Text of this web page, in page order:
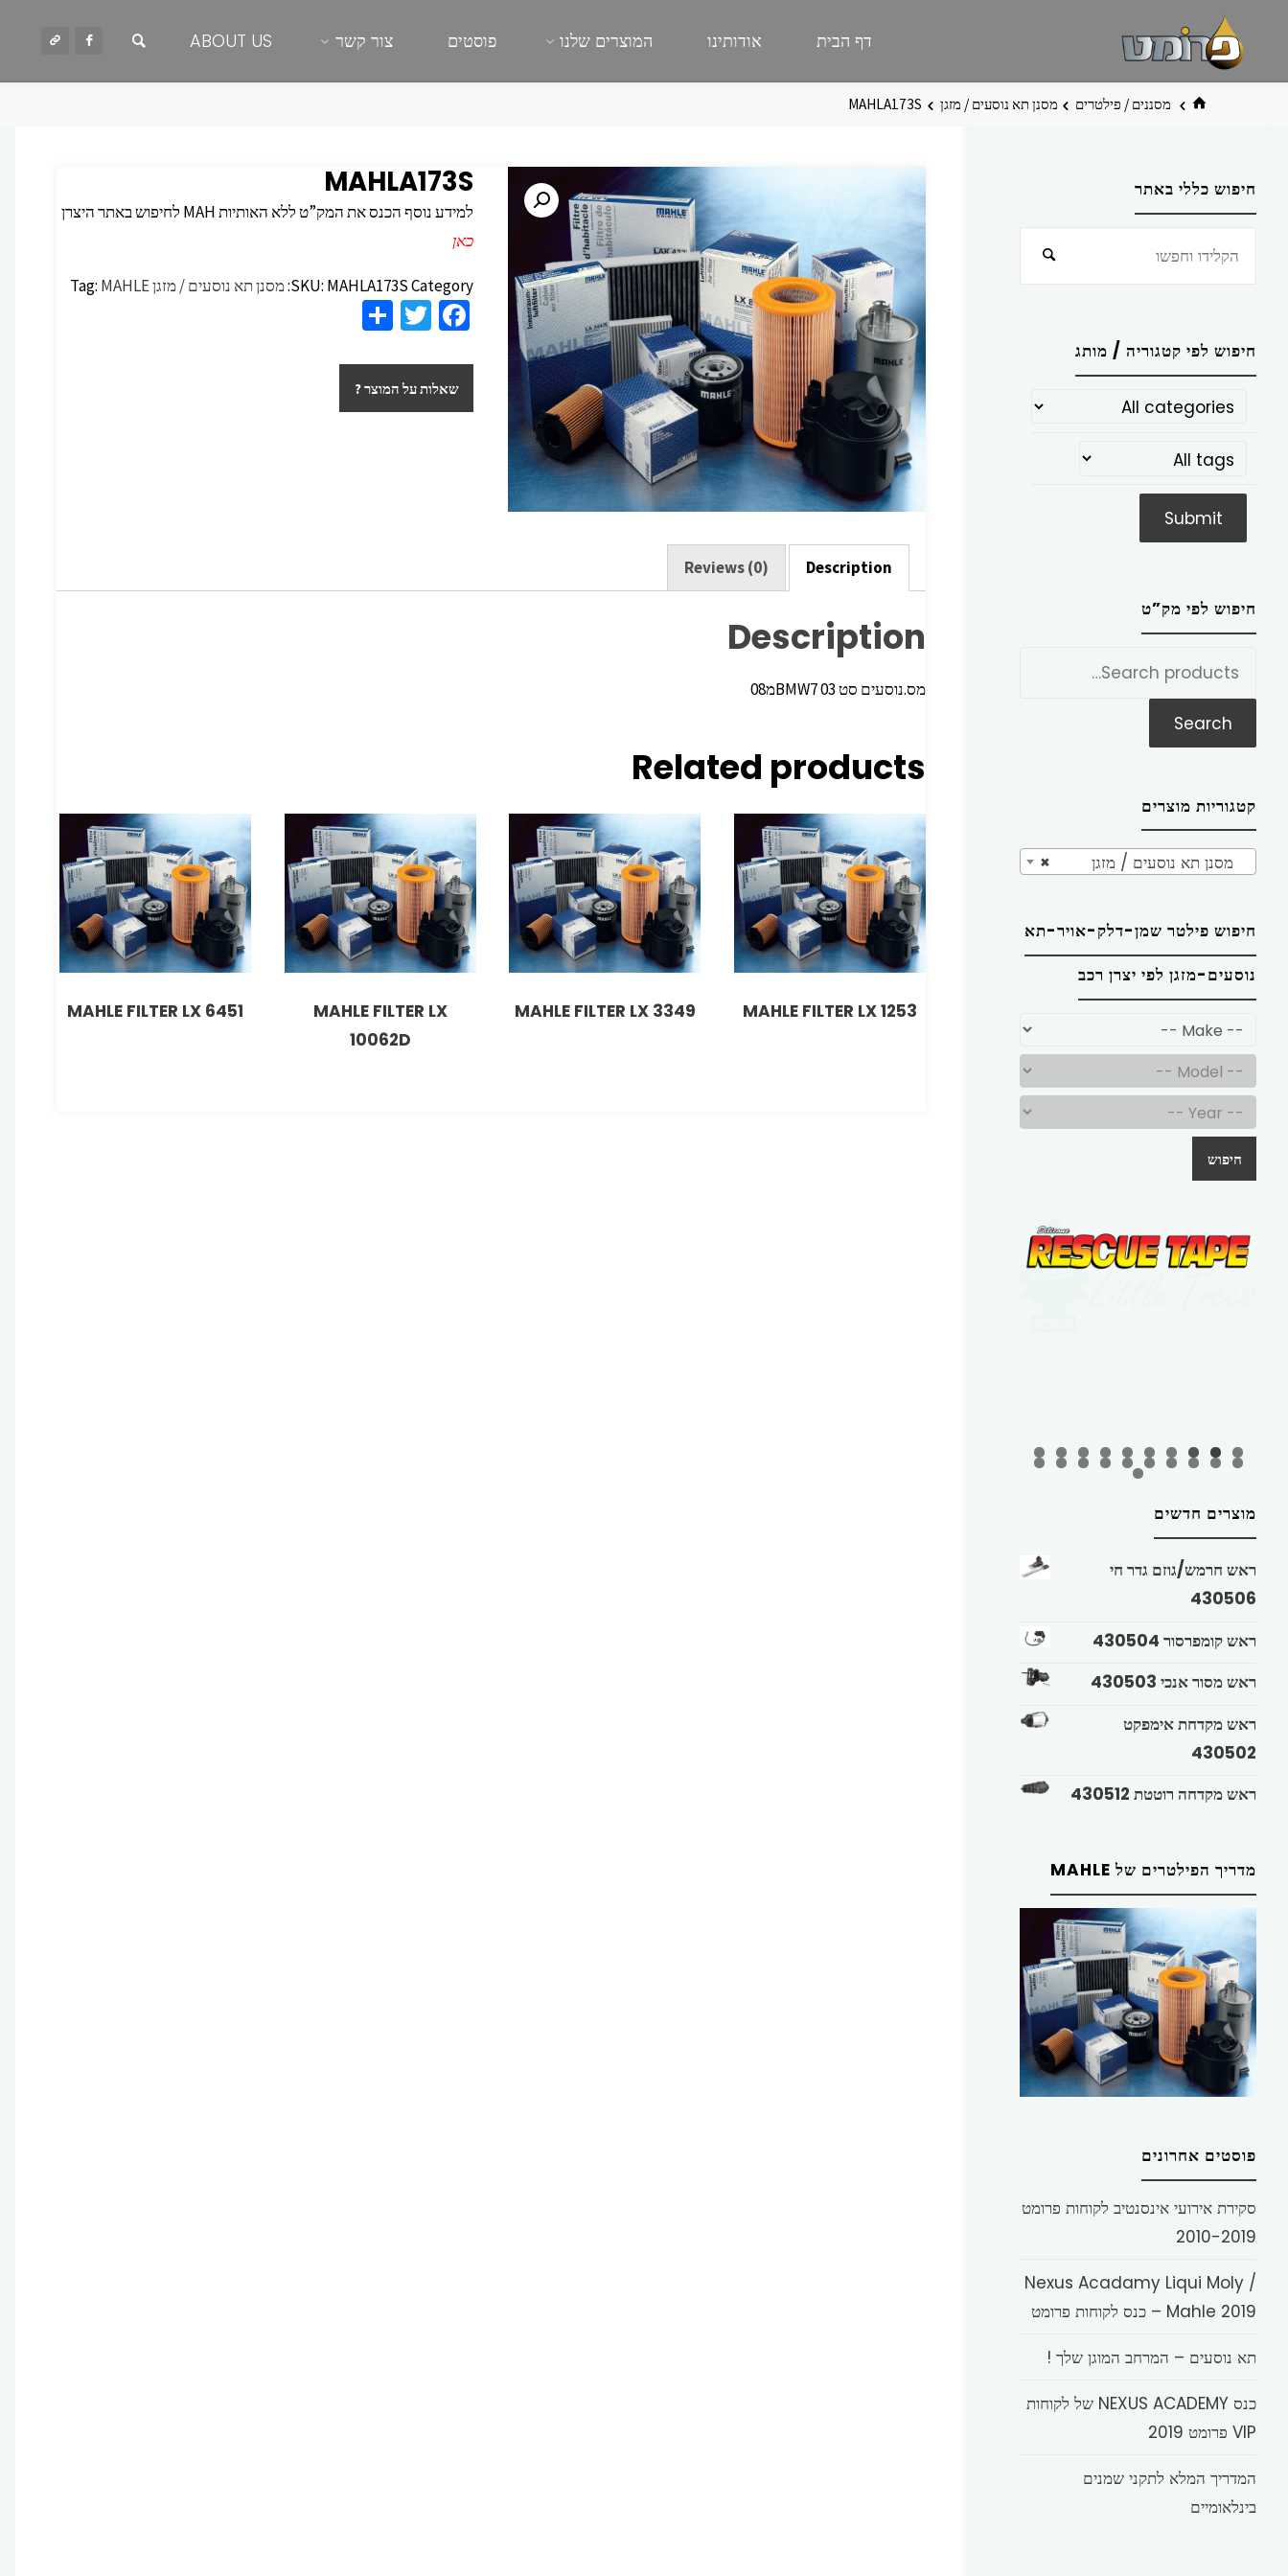
דף הבית אודותינו המוצרים שלנו פוסטים צור קשר ABOUT US
בית מסננים / פילטרים מסנן תא נוסעים / מזגן MAHLA173S
MAHLA173S
למידע נוסף הכנס את המק”ט ללא האותיות MAH לחיפוש באתר היצרן
כאן
SKU: MAHLA173SCategory: מסנן תא נוסעים / מזגן Tag: MAHLE
Fa
b
o
T
tt
er
ar
eשאלות על המוצר ?
Description
Reviews (0)
Description
מס.נוסעים סט BMW7 03מ08
Related products
MAHLE FILTER LX 1253
MAHLE FILTER LX 3349
MAHLE FILTER LX
10062D
MAHLE FILTER LX 6451
חיפוש כללי באתר
חיפוש
חיפוש לפי קטגוריה / מותג
חיפוש לפי מק”ט
Search
קטגוריות מוצרים
× מסנן תא נוסעים / מזגן
חיפוש פילטר שמן-דלק-אויר-תא
נוסעים-מזגן לפי יצרן רכב
חיפוש
מוצרים חדשים
ראש חרמש/גוזם גדר חי
430506
ראש קומפרסור 430504
ראש מסור אנכי 430503
ראש מקדחת אימפקט
430502
ראש מקדחה רוטטת 430512
מדריך הפילטרים של MAHLE
פוסטים אחרונים
סקירת אירועי אינסנטיב לקוחות פרומט
2010-2019
Nexus Acadamy Liqui Moly /
Mahle 2019 – כנס לקוחות פרומט
תא נוסעים – המרחב המוגן שלך !
כנס NEXUS ACADEMY של לקוחות
VIP פרומט 2019
המדריך המלא לתקני שמנים
בינלאומיים